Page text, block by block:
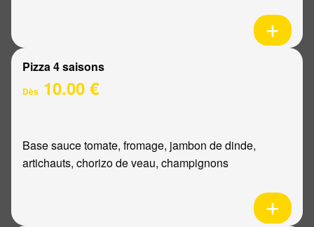
Pizza 4 saisons
Dès 10.00 €
Base sauce tomate, fromage, jambon de dinde,
artichauts, chorizo de veau, champignons